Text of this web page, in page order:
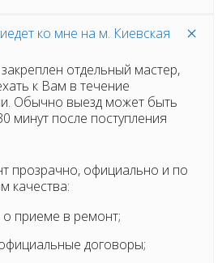
ко мне на м. Киевская
отдельный мастер,
к Вам в течение
Обычно выезд может быть
минут после поступления
прозрачно, официально и по
качества:
о приеме в ремонт;
договоры;